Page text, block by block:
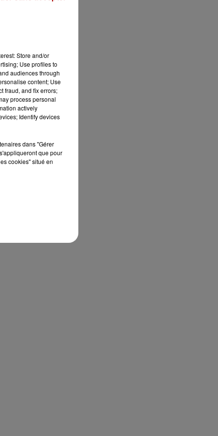
Store and/or
Use profiles to
audiences through
content; Use
fraud, and fix errors;
process personal
actively
Identify devices
dans "Gérer
que pour
cookies" situé en